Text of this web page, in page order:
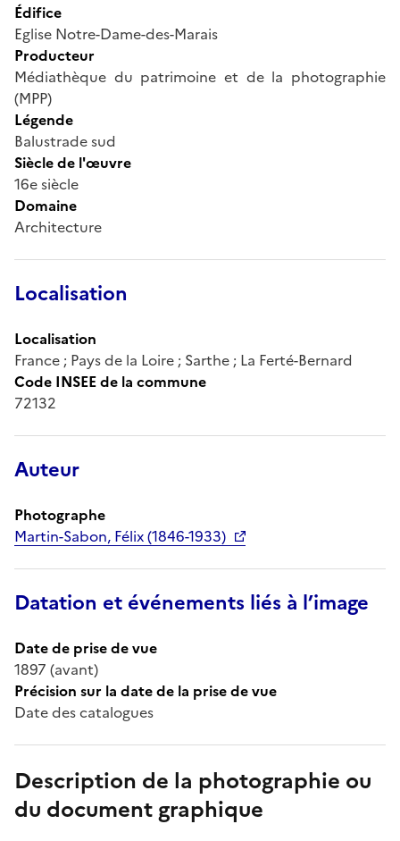
Édifice
Eglise Notre-Dame-des-Marais
Producteur
Médiathèque du patrimoine et de la photographie
(MPP)
Légende
Balustrade sud
Siècle de l'œuvre
16e siècle
Domaine
Architecture
Localisation
Localisation
France ; Pays de la Loire ; Sarthe ; La Ferté-Bernard
Code INSEE de la commune
72132
Auteur
Photographe
Martin-Sabon, Félix (1846-1933)
Datation et événements liés à l’image
Date de prise de vue
1897 (avant)
Précision sur la date de la prise de vue
Date des catalogues
Description de la photographie ou
du document graphique